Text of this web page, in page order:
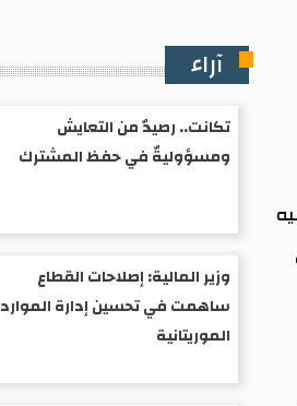
آراء
تكانت.. رصيدٌ من التعايش
ومسؤوليةٌ في حفظ المشترك
وزير المالية: إصلاحات القطاع
ساهمت في تحسين إدارة الموارد
الموريتانية